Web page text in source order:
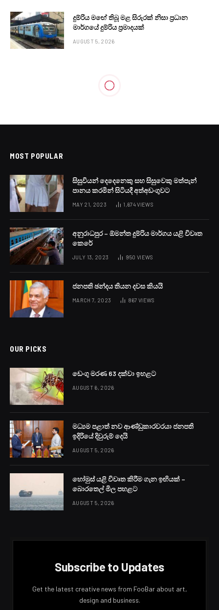
දුම්රිය මඟේ තිබූ මළ සිරුරක් නිසා ප්‍රධාන
මාර්ගයේ දුම්රිය ප්‍රමාදයක්
AUGUST 5, 2026
දරු දෙදෙනා සමග මවක් ළිඳට පනි
තම පිරිමි දරුවන් දෙදෙනා ළිඳට දමා මවද ළිඳට පැන
කැබිතිගොල්ලෑව, කණුගහවැව ප්‍රදේශයෙන් වාර්තා
වෙයි.
අතර ළිඳට දැමූ වැඩිමහල් ආබාධිත පිරිමි දරුවා මියගොස්
ඇති බව පොලීසිය පවසයි.
සිටියදී ගොඩ ගෙන කැබිතිගොල්ලෑව රෝහලට ඇතුළත්
කර වැඩිදුර ප්‍රතිකාර සඳහා අනුරාධපුර රෝහල වෙත මාරු
කර යවා ඇත.
පිරිමි දරුවෙකි.
මෘත ශරීරය අනුරාධපුර රෝහලේ තැන්පත් කර ඇති අතර